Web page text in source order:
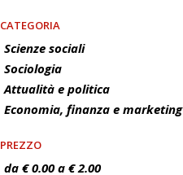
CATEGORIA
Scienze sociali
Sociologia
Attualità e politica
Economia, finanza e marketing
PREZZO
da € 0.00 a € 2.00